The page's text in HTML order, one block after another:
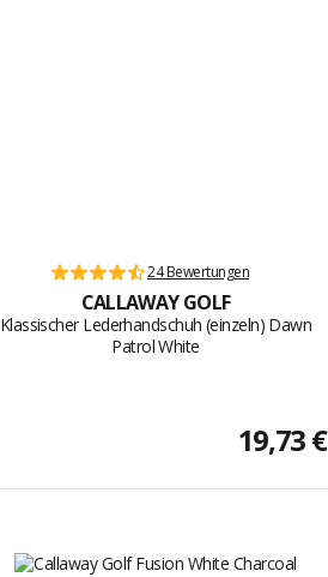
24 Bewertungen
CALLAWAY GOLF
Klassischer Lederhandschuh (einzeln) Dawn
Patrol White
19,73 €